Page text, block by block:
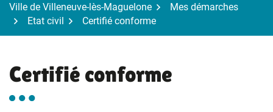
Ville de Villeneuve-lès-Maguelone
Mes démarches
Etat civil
Certifié conforme
Certifié conforme